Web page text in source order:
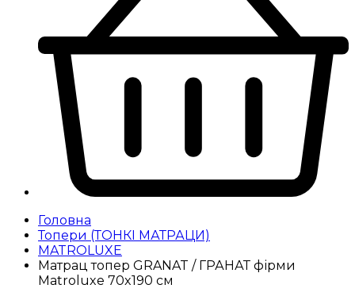
Головна
Топери (ТОНКІ МАТРАЦИ)
MATROLUXE
Матрац топер GRANAT / ГРАНАТ фірми
Matroluxe 70x190 cм